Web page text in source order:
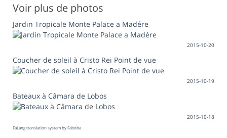
Voir plus de photos
Jardin Tropicale Monte Palace a Madére
2015-10-20
Coucher de soleil à Cristo Rei Point de vue
2015-10-19
Bateaux à Câmara de Lobos
2015-10-18
FaLang translation system by Faboba